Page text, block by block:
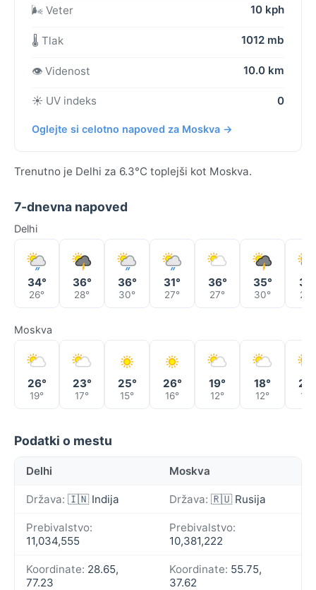
🌬️ Veter
10 kph
🌡️ Tlak 1012 mb
👁️ Videnost 10.0 km
☀️ UV indeks 0
Oglejte si celotno napoved za Moskva →
Trenutno je Delhi za 6.3°C toplejši kot Moskva.
7-dnevna napoved
Delhi
34°
26°
36°
28°
36°
30°
31°
27°
36°
27°
35°
30°
31°
29°
Moskva
26°
19°
23°
17°
25°
15°
26°
16°
19°
12°
18°
12° 12°
Podatki o mestu
Delhi Moskva
Država: 🇮🇳 Indija Država: 🇷🇺 Rusija
Prebivalstvo:
11,034,555
Prebivalstvo:
10,381,222
Koordinate: 28.65,
77.23
Koordinate: 55.75,
37.62